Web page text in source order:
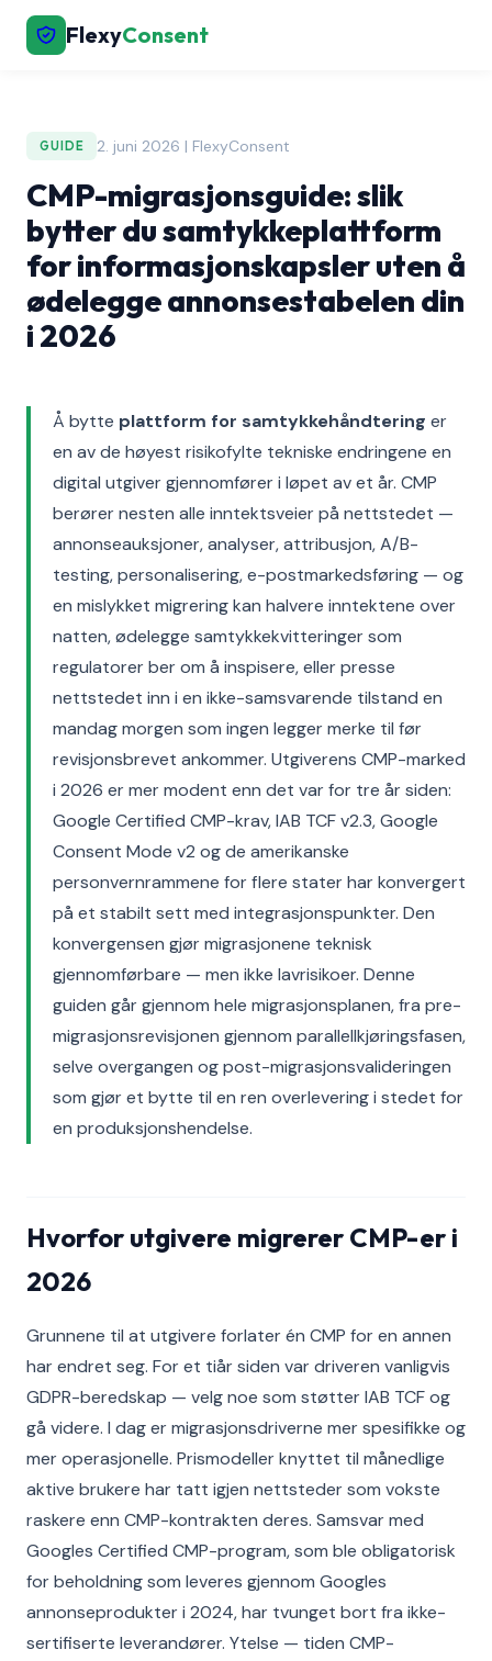
FlexyConsent
GUIDE 2. juni 2026 | FlexyConsent
CMP-migrasjonsguide: slik
bytter du samtykkeplattform
for informasjonskapsler uten å
ødelegge annonsestabelen din
i 2026
Å bytte plattform for samtykkehåndtering er
en av de høyest risikofylte tekniske endringene en
digital utgiver gjennomfører i løpet av et år. CMP
berører nesten alle inntektsveier på nettstedet —
annonseauksjoner, analyser, attribusjon, A/B-
testing, personalisering, e-postmarkedsføring — og
en mislykket migrering kan halvere inntektene over
natten, ødelegge samtykkekvitteringer som
regulatorer ber om å inspisere, eller presse
nettstedet inn i en ikke-samsvarende tilstand en
mandag morgen som ingen legger merke til før
revisjonsbrevet ankommer. Utgiverens CMP-marked
i 2026 er mer modent enn det var for tre år siden:
Google Certified CMP-krav, IAB TCF v2.3, Google
Consent Mode v2 og de amerikanske
personvernrammene for flere stater har konvergert
på et stabilt sett med integrasjonspunkter. Den
konvergensen gjør migrasjonene teknisk
gjennomførbare — men ikke lavrisikoer. Denne
guiden går gjennom hele migrasjonsplanen, fra pre-
migrasjonsrevisjonen gjennom parallellkjøringsfasen,
selve overgangen og post-migrasjonsvalideringen
som gjør et bytte til en ren overlevering i stedet for
en produksjonshendelse.
Hvorfor utgivere migrerer CMP-er i
2026
Grunnene til at utgivere forlater én CMP for en annen
har endret seg. For et tiår siden var driveren vanligvis
GDPR-beredskap — velg noe som støtter IAB TCF og
gå videre. I dag er migrasjonsdriverne mer spesifikke og
mer operasjonelle. Prismodeller knyttet til månedlige
aktive brukere har tatt igjen nettsteder som vokste
raskere enn CMP-kontrakten deres. Samsvar med
Googles Certified CMP-program, som ble obligatorisk
for beholdning som leveres gjennom Googles
annonseprodukter i 2024, har tvunget bort fra ikke-
sertifiserte leverandører. Ytelse — tiden CMP-